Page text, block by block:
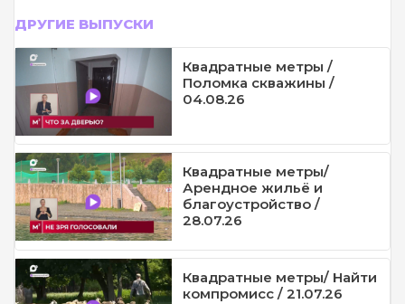
ДРУГИЕ ВЫПУСКИ
Квадратные метры /
Поломка скважины /
04.08.26
Квадратные метры/
Арендное жильё и
благоустройство /
28.07.26
Квадратные метры/ Найти
компромисс / 21.07.26